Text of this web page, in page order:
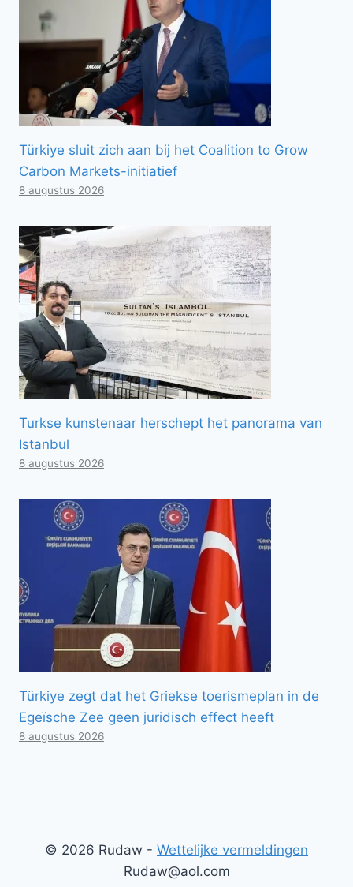
Türkiye sluit zich aan bij het Coalition to Grow
Carbon Markets-initiatief
8 augustus 2026
Turkse kunstenaar herschept het panorama van
Istanbul
8 augustus 2026
Türkiye zegt dat het Griekse toerismeplan in de
Egeïsche Zee geen juridisch effect heeft
8 augustus 2026
© 2026 Rudaw - Wettelijke vermeldingen
Rudaw@aol.com